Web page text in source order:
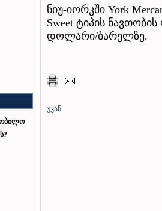
ნიუ-იორკში York
Sweet ტიპის
დოლარი/ბარელზე.
უკან